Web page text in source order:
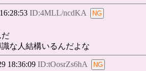
ID:4MLL/ncdKA
だ
な人結構いるんだよな
18:36:09 ID:tOosrZs6hA